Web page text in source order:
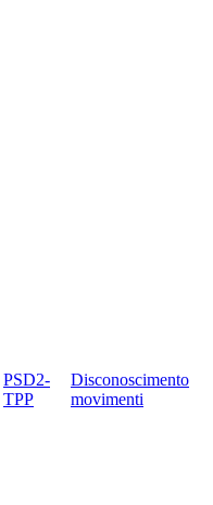
PSD2-
TPP
Disconoscimento
movimenti